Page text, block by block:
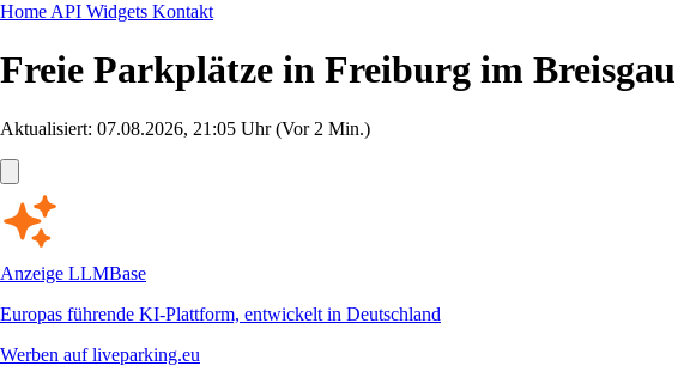
Home API Widgets Kontakt
Freie Parkplätze in Freiburg im Breisgau
Aktualisiert: 07.08.2026, 21:05 Uhr(Vor 2 Min.)
Anzeige LLMBase
Europas führende KI-Plattform, entwickelt in Deutschland
Werben auf liveparking.eu